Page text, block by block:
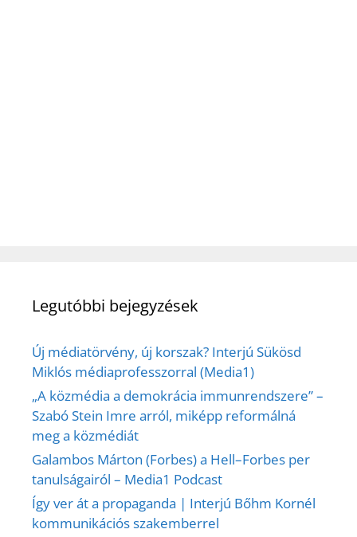
Legutóbbi bejegyzések
Új médiatörvény, új korszak? Interjú Sükösd
Miklós médiaprofesszorral (Media1)
„A közmédia a demokrácia immunrendszere” –
Szabó Stein Imre arról, miképp reformálná
meg a közmédiát
Galambos Márton (Forbes) a Hell–Forbes per
tanulságairól – Media1 Podcast
Így ver át a propaganda | Interjú Bőhm Kornél
kommunikációs szakemberrel